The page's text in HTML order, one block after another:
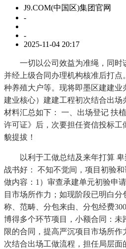
J9.COM(中国区)集团官网
-
-
2025-11-04 20:17
一切以公司效益为准绳，同时
并经上级合同办理机构核准后打点
种养殖大户等。现将即墨区建建业
建业核心）建建工程初次结合出场
材料汇总如下： 一、出场登记 扶
许可证》后，次要担任资信投标
貌提拔！
以利于工做总结及来年打算 卑
战书好： 不知不觉间，项目初验
做内容：1）审查承建单元初验申
目市场所作力；如现阶段已明白
称、范畴、分包来由、分包经费
博得多个环节项目，小额合同：未
限的合同，提高严沉项目市场所
次结合出场工做流程，担任局层